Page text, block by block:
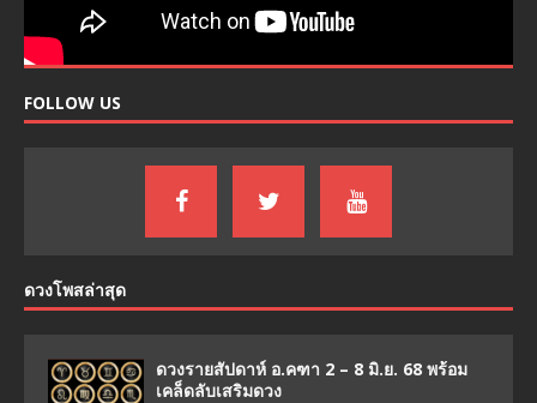
FOLLOW US
ดวงโพสล่าสุด
ดวงรายสัปดาห์ อ.คฑา 2 – 8 มิ.ย. 68 พร้อม
เคล็ดลับเสริมดวง